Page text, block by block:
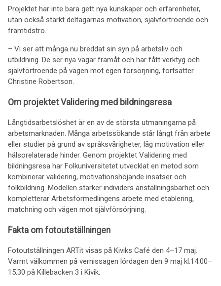
Projektet har inte bara gett nya kunskaper och erfarenheter,
utan också stärkt deltagarnas motivation, självförtroende och
framtidstro.
– Vi ser att många nu breddat sin syn på arbetsliv och
utbildning. De ser nya vägar framåt och har fått verktyg och
självförtroende på vägen mot egen försörjning, fortsätter
Christine Robertson.
Om projektet Validering med bildningsresa
Långtidsarbetslöshet är en av de största utmaningarna på
arbetsmarknaden. Många arbetssökande står långt från arbete
eller studier på grund av språksvårigheter, låg motivation eller
hälsorelaterade hinder. Genom projektet Validering med
bildningsresa har Folkuniversitetet utvecklat en metod som
kombinerar validering, motivationshöjande insatser och
folkbildning. Modellen stärker individers anställningsbarhet och
kompletterar Arbetsförmedlingens arbete med etablering,
matchning och vägen mot självförsörjning.
Fakta om fotoutställningen
Fotoutställningen ARTit visas på Kiviks Café den 4–17 maj.
Varmt välkommen på vernissagen lördagen den 9 maj kl.14.00–
15.30 på Killebacken 3 i Kivik.